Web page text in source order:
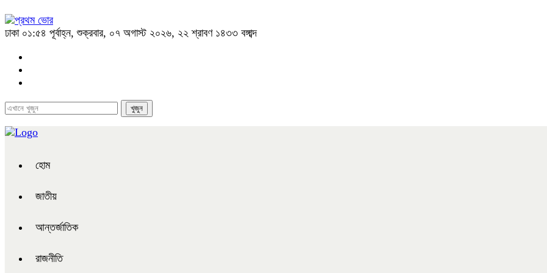
ঢাকা ০১:৫৪ পূর্বাহ্ন, শুক্রবার, ০৭ অগাস্ট ২০২৬, ২২ শ্রাবণ ১৪৩৩ বঙ্গাব্দ
হোম
জাতীয়
আন্তর্জাতিক
রাজনীতি